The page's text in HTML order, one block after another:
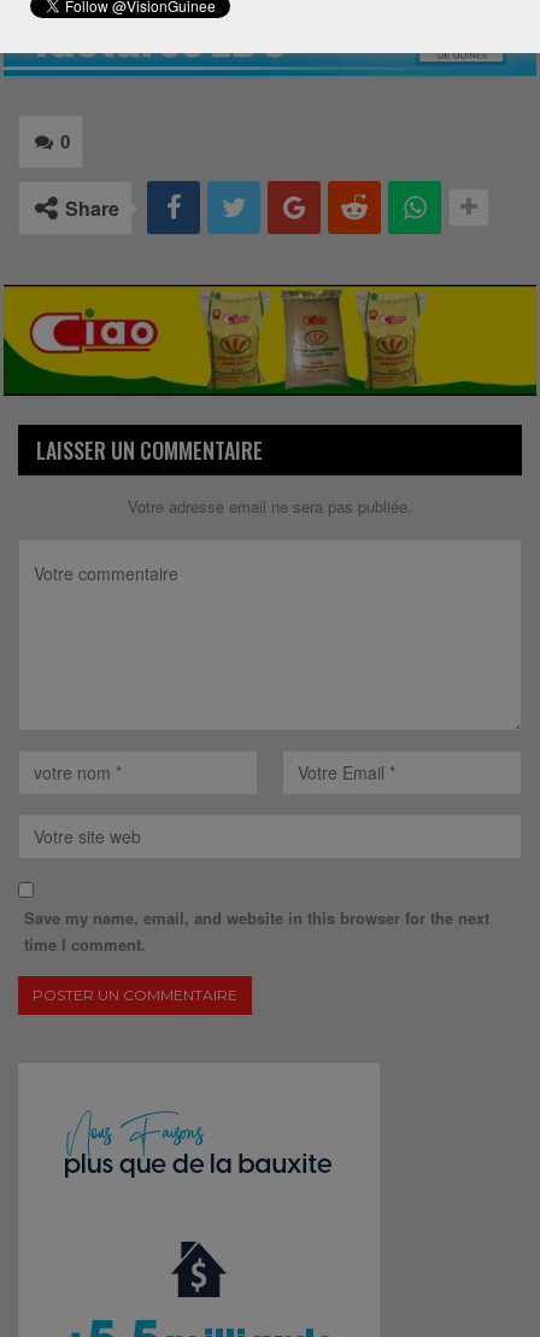
0
Share
LAISSER UN COMMENTAIRE
Votre adresse email ne sera pas publiée.
Save my name, email, and website in this browser for the next
time I comment.